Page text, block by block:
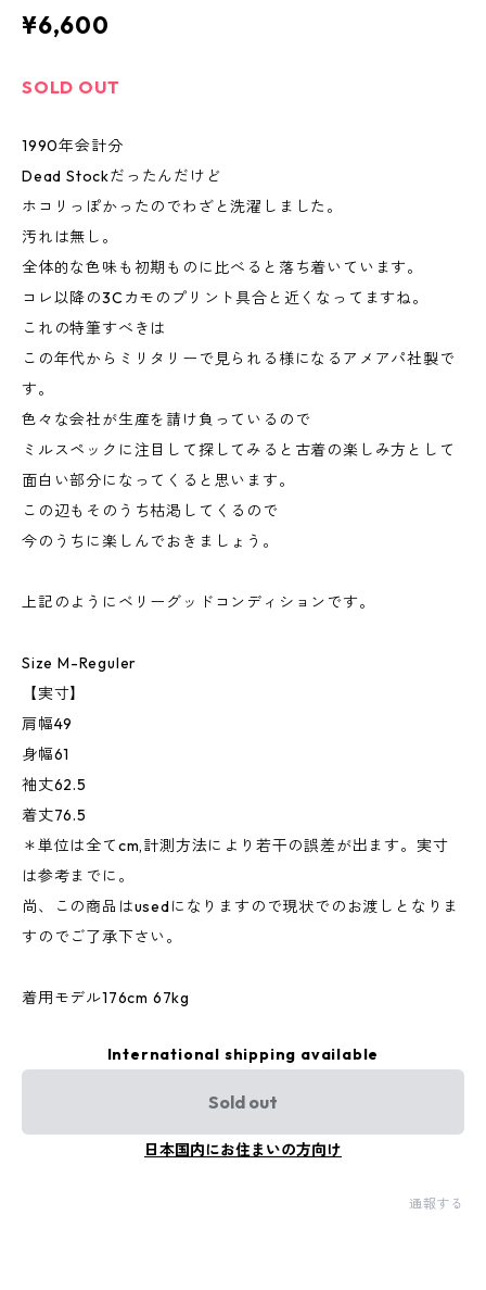
¥6,600
SOLD OUT
1990年会計分
Dead Stockだったんだけど
ホコリっぽかったのでわざと洗濯しました。
汚れは無し。
全体的な色味も初期ものに比べると落ち着いています。
コレ以降の3Cカモのプリント具合と近くなってますね。
これの特筆すべきは
この年代からミリタリーで見られる様になるアメアパ社製で
す。
色々な会社が生産を請け負っているので
ミルスペックに注目して探してみると古着の楽しみ方として
面白い部分になってくると思います。
この辺もそのうち枯渇してくるので
今のうちに楽しんでおきましょう。
上記のようにベリーグッドコンディションです。
Size M-Reguler
【実寸】
肩幅49
身幅61
袖丈62.5
着丈76.5
＊単位は全てcm,計測方法により若干の誤差が出ます。実寸
は参考までに。
尚、この商品はusedになりますので現状でのお渡しとなりま
すのでご了承下さい。
着用モデル176cm 67kg
International shipping available
Sold out
日本国内にお住まいの方向け
通報する